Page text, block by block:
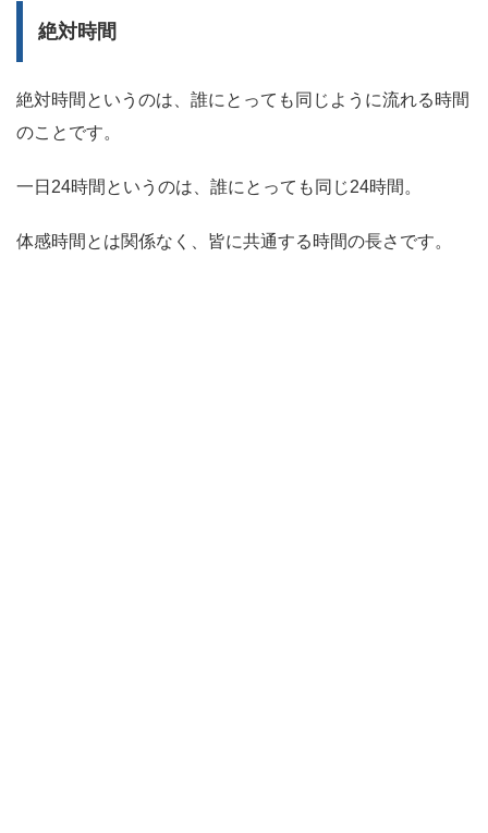
絶対時間
絶対時間というのは、誰にとっても同じように流れる時間
のことです。
一日24時間というのは、誰にとっても同じ24時間。
体感時間とは関係なく、皆に共通する時間の長さです。